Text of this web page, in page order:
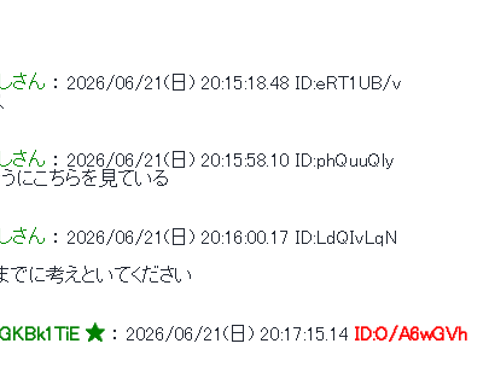
さん ： 2026/06/21(日) 20:15:18.48 ID:eRT1UB/v
さん ： 2026/06/21(日) 20:15:58.10 ID:phQuuQly
にこちらを見ている
さん ： 2026/06/21(日) 20:16:00.17 ID:LdQIvLqN
に考えといてください
★ ： 2026/06/21(日) 20:17:15.14 ID:O/A6wGVh